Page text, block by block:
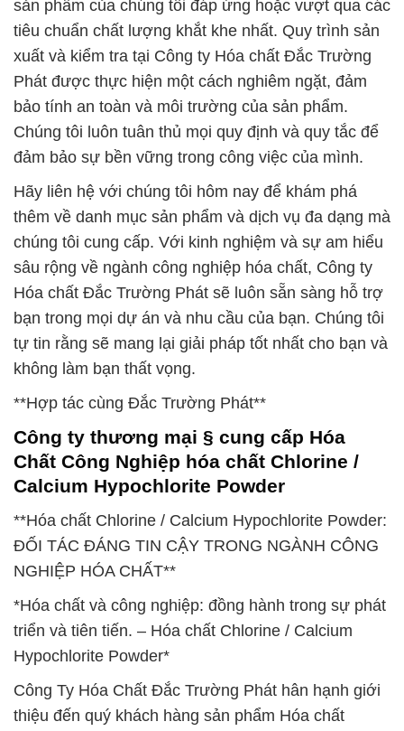
sản phẩm của chúng tôi đáp ứng hoặc vượt qua các
tiêu chuẩn chất lượng khắt khe nhất. Quy trình sản
xuất và kiểm tra tại Công ty Hóa chất Đắc Trường
Phát được thực hiện một cách nghiêm ngặt, đảm
bảo tính an toàn và môi trường của sản phẩm.
Chúng tôi luôn tuân thủ mọi quy định và quy tắc để
đảm bảo sự bền vững trong công việc của mình.
Hãy liên hệ với chúng tôi hôm nay để khám phá
thêm về danh mục sản phẩm và dịch vụ đa dạng mà
chúng tôi cung cấp. Với kinh nghiệm và sự am hiểu
sâu rộng về ngành công nghiệp hóa chất, Công ty
Hóa chất Đắc Trường Phát sẽ luôn sẵn sàng hỗ trợ
bạn trong mọi dự án và nhu cầu của bạn. Chúng tôi
tự tin rằng sẽ mang lại giải pháp tốt nhất cho bạn và
không làm bạn thất vọng.
**Hợp tác cùng Đắc Trường Phát**
Công ty thương mại § cung cấp Hóa
Chất Công Nghiệp hóa chất Chlorine /
Calcium Hypochlorite Powder
**Hóa chất Chlorine / Calcium Hypochlorite Powder:
ĐỐI TÁC ĐÁNG TIN CẬY TRONG NGÀNH CÔNG
NGHIỆP HÓA CHẤT**
*Hóa chất và công nghiệp: đồng hành trong sự phát
triển và tiên tiến. – Hóa chất Chlorine / Calcium
Hypochlorite Powder*
Công Ty Hóa Chất Đắc Trường Phát hân hạnh giới
thiệu đến quý khách hàng sản phẩm Hóa chất